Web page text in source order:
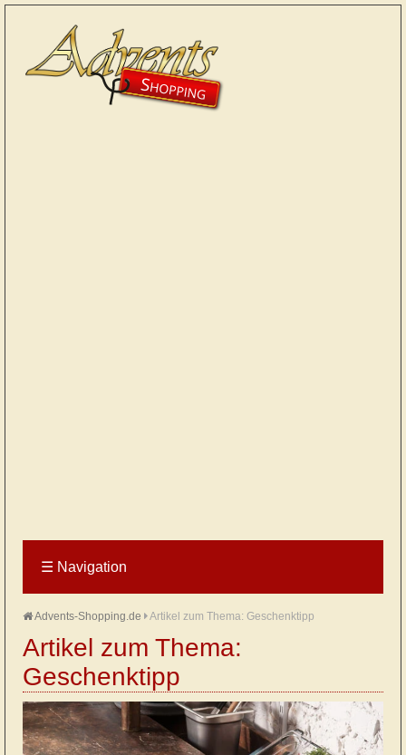
☰ Navigation
Advents-Shopping.de Artikel zum Thema: Geschenktipp
Artikel zum Thema:
Geschenktipp